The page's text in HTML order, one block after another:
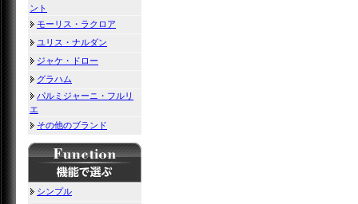
ント
モーリス・ラクロア
ユリス・ナルダン
ジャケ・ドロー
グラハム
パルミジャーニ・フルリ
エ
その他のブランド
シンプル